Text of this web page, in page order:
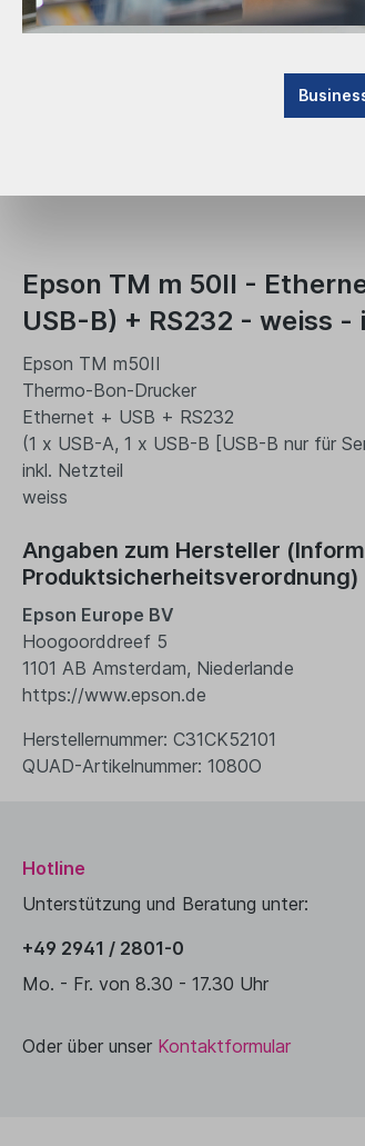
Epson TM m 50II -
USB-B) + RS232 - weiss
Epson TM m50II
Thermo-Bon-Drucker
Ethernet + USB + RS232
(1 x USB-A, 1 x USB-B [USB-B nur für
inkl. Netzteil
weiss
Angaben zum Hersteller
Produktsicherheitsverordnung)
Epson Europe BV
Hoogoorddreef 5
1101 AB Amsterdam, Niederlande
https://www.epson.de
Herstellernummer: C31CK52101
QUAD-Artikelnummer: 1080O
Hotline
Unterstützung und Beratung unter:
+49 2941 / 2801-0
Mo. - Fr. von 8.30 - 17.30 Uhr
Oder über unser Kontaktformular